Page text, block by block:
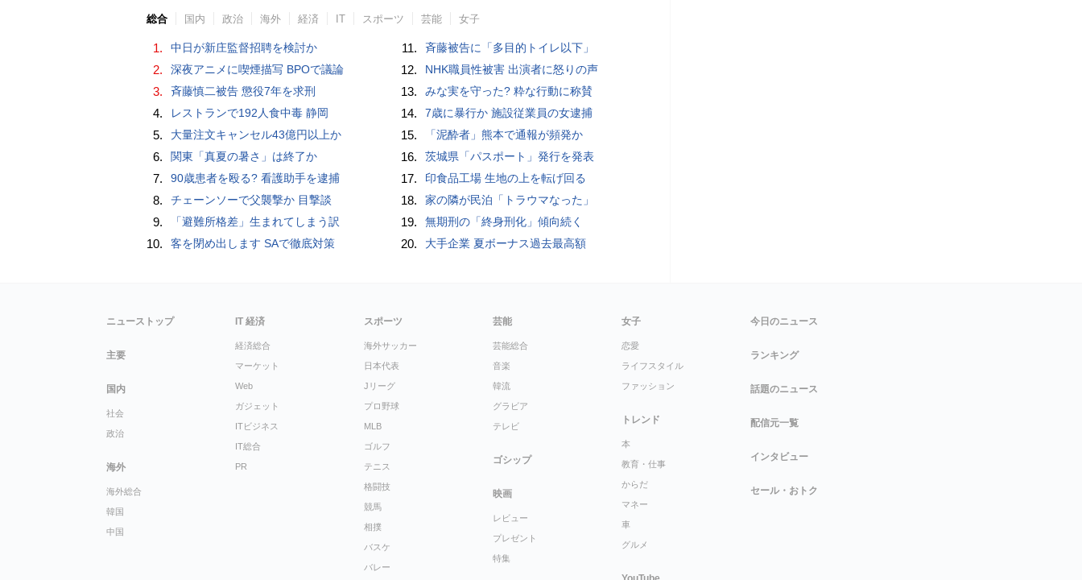
総合 国内 政治 海外 経済 IT スポーツ 芸能 女子
1. 中日が新庄監督招聘を検討か
2. 深夜アニメに喫煙描写 BPOで議論
3. 斉藤慎二被告 懲役7年を求刑
4. レストランで192人食中毒 静岡
5. 大量注文キャンセル43億円以上か
6. 関東「真夏の暑さ」は終了か
7. 90歳患者を殴る? 看護助手を逮捕
8. チェーンソーで父襲撃か 目撃談
9. 「避難所格差」生まれてしまう訳
10. 客を閉め出します SAで徹底対策
11. 斉藤被告に「多目的トイレ以下」
12. NHK職員性被害 出演者に怒りの声
13. みな実を守った? 粋な行動に称賛
14. 7歳に暴行か 施設従業員の女逮捕
15. 「泥酔者」熊本で通報が頻発か
16. 茨城県「パスポート」発行を発表
17. 印食品工場 生地の上を転げ回る
18. 家の隣が民泊「トラウマなった」
19. 無期刑の「終身刑化」傾向続く
20. 大手企業 夏ボーナス過去最高額
ニューストップ
主要
国内
社会
政治
海外
海外総合
韓国
中国
IT 経済
経済総合
マーケット
Web
ガジェット
ITビジネス
IT総合
PR
スポーツ
海外サッカー
日本代表
Jリーグ
プロ野球
MLB
ゴルフ
テニス
格闘技
競馬
相撲
バスケ
バレー
芸能
芸能総合
音楽
韓流
グラビア
テレビ
ゴシップ
映画
レビュー
プレゼント
特集
女子
恋愛
ライフスタイル
ファッション
トレンド
本
教育・仕事
からだ
マネー
車
グルメ
今日のニュース
ランキング
話題のニュース
配信元一覧
インタビュー
セール・おトク